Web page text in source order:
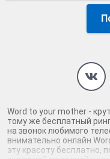
Word to your mother -
тому же бесплатный
на звонок любимого
внимательно онлайн
эту красоту бесплатно,